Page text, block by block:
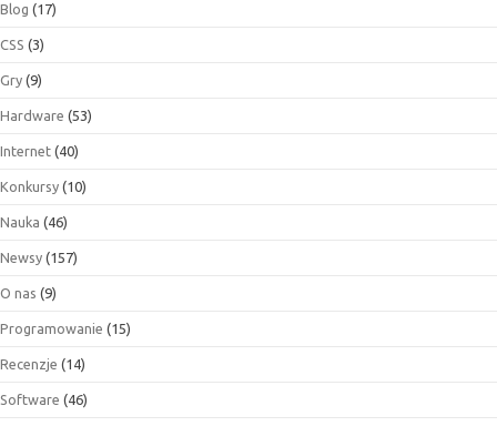
Blog (17)
CSS (3)
Gry (9)
Hardware (53)
Internet (40)
Konkursy (10)
Nauka (46)
Newsy (157)
O nas (9)
Programowanie (15)
Recenzje (14)
Software (46)